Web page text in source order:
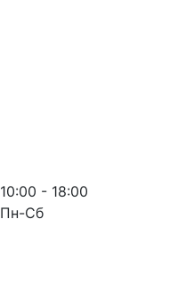
10:00 - 18:00
Пн-Сб